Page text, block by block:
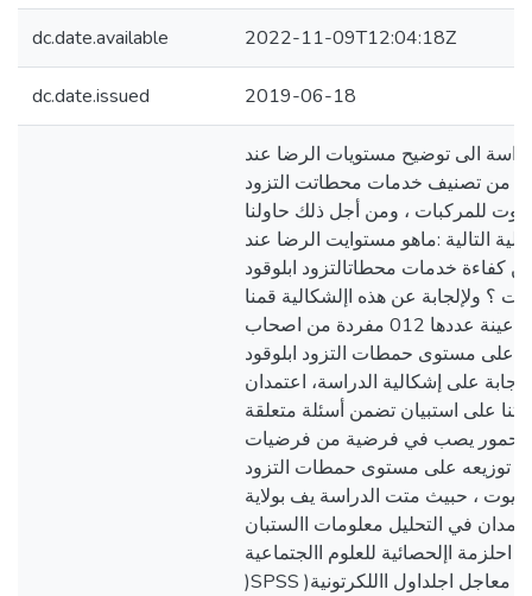
dc.date.available 2022-11-09T12:04:18Z
dc.date.issued 2019-06-18
الى توضيح مستويات الرضا عند
من تصنيف خدمات محطاتت التزود
للمركبات ، ومن أجل ذلك حاولنا
التالية :ماهو مستوايت الرضا عند
كفاءة خدمات محطاتالتزود ابلوقود
؟ ولإلجابة عن هذه اإلشكالية قمنا
بدراسة عينة عددها 012 مفردة من اصحاب
على مستوى حمطات التزود ابلوقود
على إشكالية الدراسة، اعتمدان
على استبيان تضمن أسئلة متعلقة
حمور يصب في فرضية من فرضيات
توزيعه على مستوى حمطات التزود
، حبيث متت الدراسة يف بولاية
في التحليل معلومات االستبان
احلزمة اإلحصائية للعلوم االجتماعية
)SPSS )و برانمج معاجل اجلداول االلكرتونية